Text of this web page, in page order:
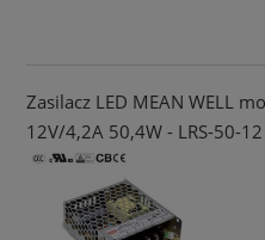
Zasilacz LED MEAN WELL
12V/4,2A 50,4W - LRS-50-12